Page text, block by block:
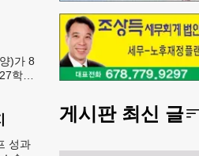
)가 8
학년
성과
게시판 최신 글